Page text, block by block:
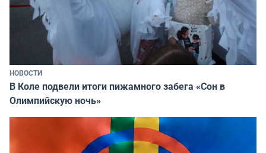
НОВОСТИ
В Коле подвели итоги пижамного забега «Сон в
Олимпийскую ночь»